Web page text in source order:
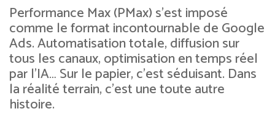
Performance Max (PMax) s’est imposé
comme le format incontournable de Google
Ads. Automatisation totale, diffusion sur
tous les canaux, optimisation en temps réel
par l’IA… Sur le papier, c’est séduisant. Dans
la réalité terrain, c’est une toute autre
histoire.